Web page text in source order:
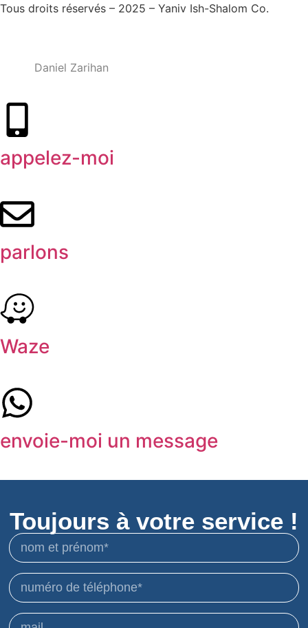
Tous droits réservés – 2025 – Yaniv Ish-Shalom Co.
Daniel Zarihan
appelez-moi
parlons
Waze
envoie-moi un message
Toujours à votre service !